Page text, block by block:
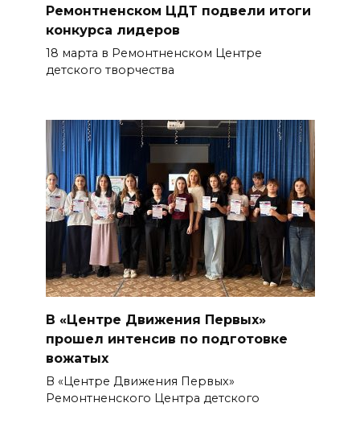
Ремонтненском ЦДТ подвели итоги
конкурса лидеров
18 марта в Ремонтненском Центре
детского творчества
В «Центре Движения Первых»
прошел интенсив по подготовке
вожатых
В «Центре Движения Первых»
Ремонтненского Центра детского